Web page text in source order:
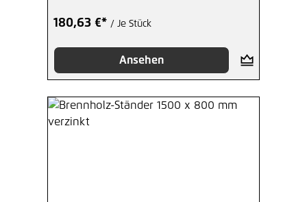
180,63 €* / Je Stück
Ansehen